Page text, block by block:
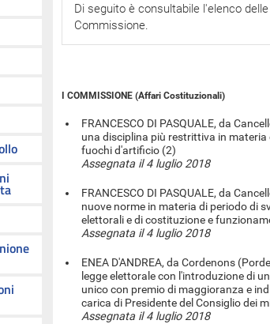
Di seguito è consultabile l'elenco
Commissione.
I COMMISSIONE (Affari Costituzionali)
FRANCESCO DI PASQUALE, da
una disciplina più restrittiva in
fuochi d'artificio (2)
Assegnata il 4 luglio 2018
FRANCESCO DI PASQUALE, da
nuove norme in materia di periodo di
elettorali e di costituzione e
Assegnata il 4 luglio 2018
ENEA D'ANDREA, da Cordenons
legge elettorale con l'introduzione di
unico con premio di maggioranza e
carica di Presidente del Consiglio dei
Assegnata il 4 luglio 2018